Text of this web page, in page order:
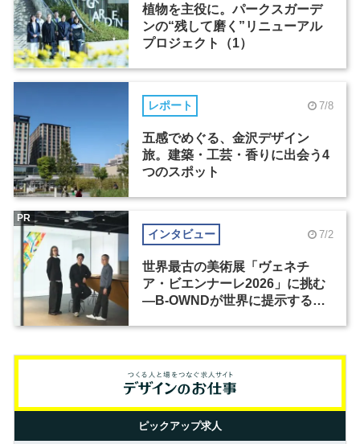
植物を主役に。パークスガーデ
ンの“残して磨く”リニューアル
プロジェクト（1）
レポート 7/8
五感でめぐる、金沢デザイン
旅。建築・工芸・香りに出会う4
つのスポット
インタビュー 7/2
世界最古の美術展「ヴェネチ
ア・ビエンナーレ2026」に挑む
―B-OWNDが世界に提示する美
PR
ピックアップ求人